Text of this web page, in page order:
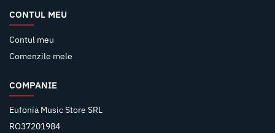
CONTUL MEU
Contul meu
Comenzile mele
COMPANIE
Eufonia Music Store SRL
RO37201984